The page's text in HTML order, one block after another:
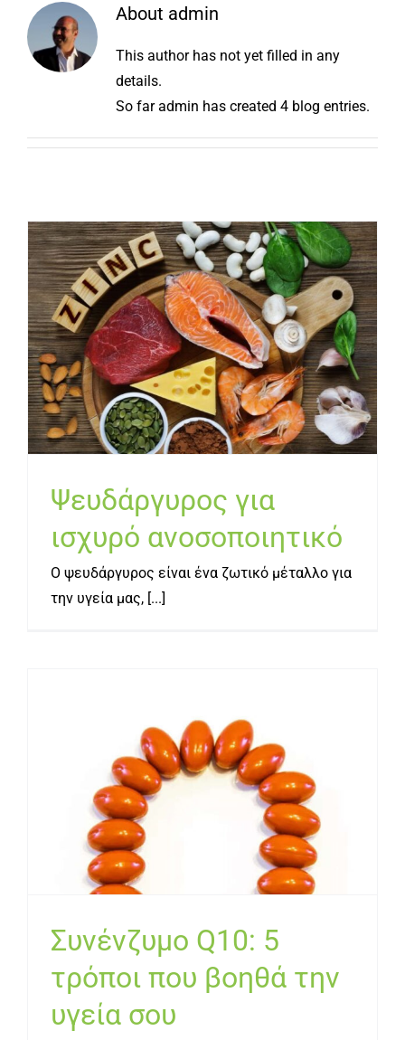
About admin
This author has not yet filled in any
details.
So far admin has created 4 blog entries.
Ψευδάργυρος για ισχυρό
ανοσοποιητικό
Ψευδάργυρος για
ισχυρό ανοσοποιητικό
Ο ψευδάργυρος είναι ένα ζωτικό μέταλλο για
την υγεία μας, [...]
Συνένζυμο Q10: 5 τρόποι
που βοηθά την υγεία σου
Συνένζυμο Q10: 5
τρόποι που βοηθά την
υγεία σου